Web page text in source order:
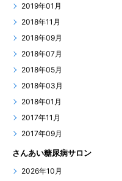
2019年01月
2018年11月
2018年09月
2018年07月
2018年05月
2018年03月
2018年01月
2017年11月
2017年09月
さんあい糖尿病サロン
2026年10月